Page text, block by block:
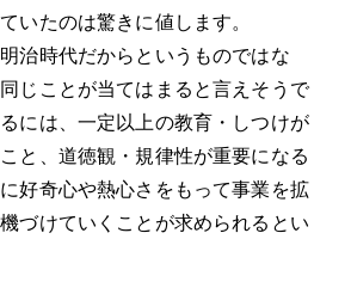
いたのは驚きに値します。
治時代だからというものではな
じことが当てはまると言えそうで
には、一定以上の教育・しつけが
と、道徳観・規律性が重要になる
好奇心や熱心さをもって事業を拡
づけていくことが求められるとい